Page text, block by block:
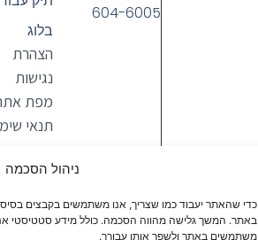
ניהול הסכמה
כדי שהאתר יעבוד כמו שצריך, אנו משתמשים בקבצים
באתר. המשך גלישה מהווה הסכמה. כולל מידע סטטיסטי
משתמשים באתר ולשפר אותו עבורך.
604-6005
בלוג
הצהרת
נגישות
מפת
תנאי
ומדיניות
הפרטיות